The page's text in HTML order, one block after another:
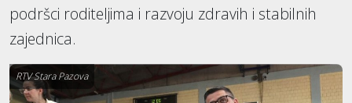
podršci roditeljima i razvoju zdravih i stabilnih
zajednica.
RTV Stara Pazova